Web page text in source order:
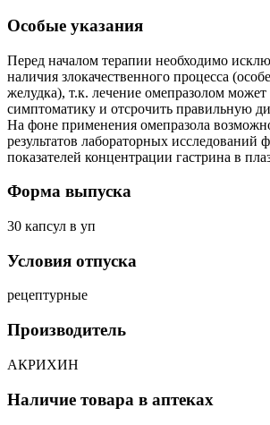
Особые указания
Перед началом терапии необходимо
наличия злокачественного процесса
желудка), т.к. лечение омепразолом может
симптоматику и отсрочить правильную
На фоне применения омепразола
результатов лабораторных исследований
показателей концентрации гастрина в
Форма выпуска
30 капсул в уп
Условия отпуска
рецептурные
Производитель
АКРИХИН
Наличие товара в аптеках